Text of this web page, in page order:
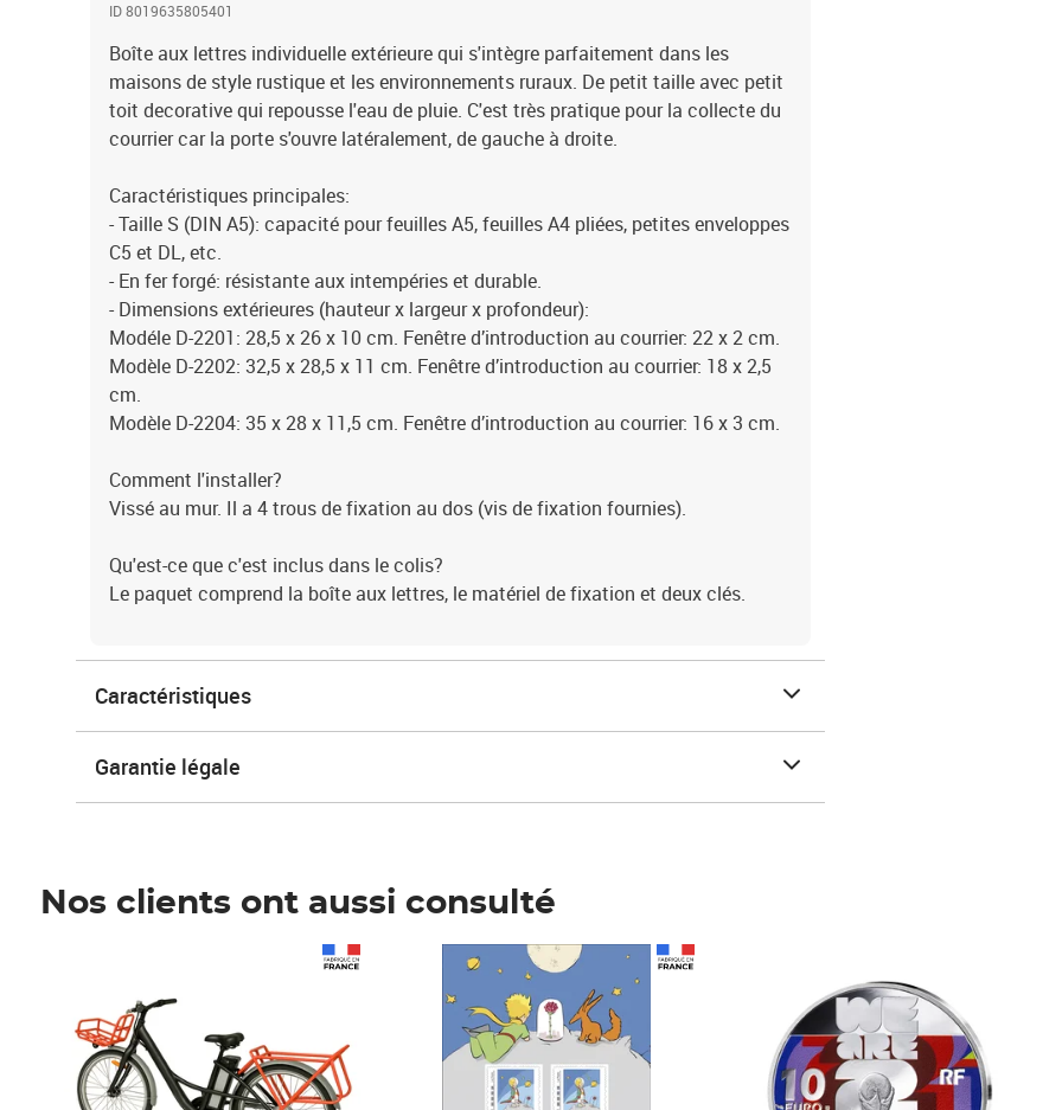
ID 8019635805401
Boîte aux lettres individuelle extérieure qui s'intègre parfaitement dans les
maisons de style rustique et les environnements ruraux. De petit taille avec petit
toit decorative qui repousse l'eau de pluie. C'est très pratique pour la collecte du
courrier car la porte s'ouvre latéralement, de gauche à droite.
Caractéristiques principales:
- Taille S (DIN A5): capacité pour feuilles A5, feuilles A4 pliées, petites enveloppes
C5 et DL, etc.
- En fer forgé: résistante aux intempéries et durable.
- Dimensions extérieures (hauteur x largeur x profondeur):
Modéle D-2201: 28,5 x 26 x 10 cm. Fenêtre d’introduction au courrier: 22 x 2 cm.
Modèle D-2202: 32,5 x 28,5 x 11 cm. Fenêtre d’introduction au courrier: 18 x 2,5
cm.
Modèle D-2204: 35 x 28 x 11,5 cm. Fenêtre d’introduction au courrier: 16 x 3 cm.
Comment l'installer?
Vissé au mur. Il a 4 trous de fixation au dos (vis de fixation fournies).
Qu'est-ce que c'est inclus dans le colis?
Le paquet comprend la boîte aux lettres, le matériel de fixation et deux clés.
Caractéristiques
Garantie légale
Nos clients ont aussi consulté
Prix 7,50€